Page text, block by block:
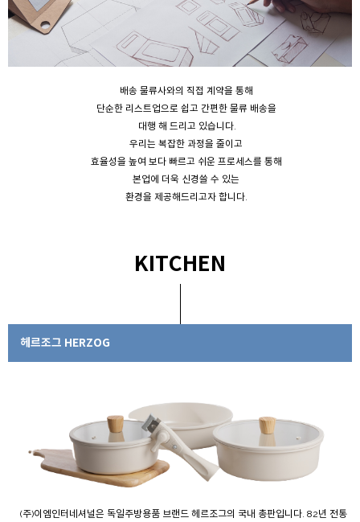
배송 물류사와의 직접 계약을 통해
단순한 리스트업으로 쉽고 간편한 물류 배송을
대행 해 드리고 있습니다.
우리는 복잡한 과정을 줄이고
효율성을 높여 보다 빠르고 쉬운 프로세스를 통해
본업에 더욱 신경쓸 수 있는
환경을 제공해드리고자 합니다.
KITCHEN
헤르조그 HERZOG
(주)이엠인터네셔널은 독일주방용품 브랜드 헤르조그의 국내 총판입니다. 82년 전통